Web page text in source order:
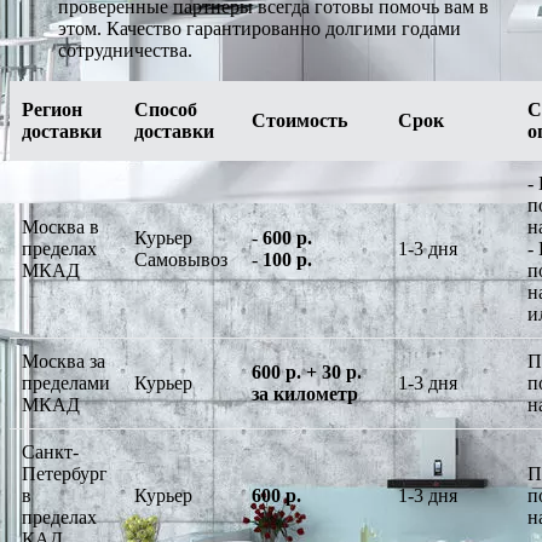
проверенные партнеры всегда готовы помочь вам в
этом. Качество гарантированно долгими годами
сотрудничества.
Регион
доставки
Способ
доставки
Стоимость Срок
Москва в
пределах
МКАД
Курьер
Самовывоз
-600 р.
-100 р.
1-3 дня
-
-
Москва за
пределами
МКАД
Курьер
600 р. + 30 р.
за километр
1-3 дня
Санкт-
Петербург
в
пределах
Курьер 600 р. 1-3 дня